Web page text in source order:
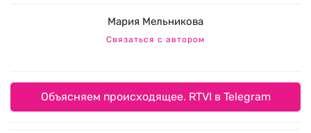
Мария Мельникова
Связаться с автором
Объясняем происходящее. RTVI в Telegram